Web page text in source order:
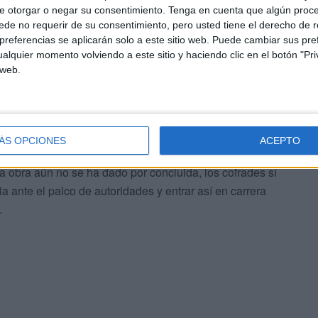
otorgar o negar su consentimiento. Tenga en cuenta que algún
no requerir de su consentimiento, pero usted tiene el derecho de
se aplicarán solo a este sitio web. Puede cambiar sus
momento volviendo a este sitio y haciendo clic en el botón
OPCIONES ACEPTO
móviles.
que cada año inicia la Semana
para continuar por Edrisis y Pepe Serón, encarando
a situar en la Gran Vía. Las obras en este neurálgico
Santa tuviera lugar la carrera oficial en este punto,
aún no se ha dado por concluida, los cofrades sí
ante el palco de autoridades y entrar así en carrera